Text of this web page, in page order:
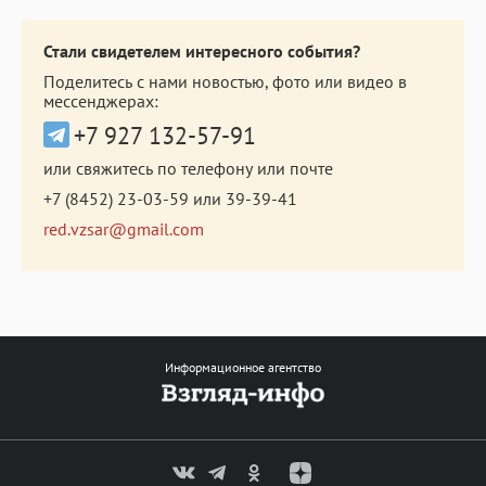
Стали свидетелем интересного события?
Поделитесь с нами новостью, фото или видео в
мессенджерах:
+7 927 132-57-91
или свяжитесь по телефону или почте
+7 (8452) 23-03-59 или 39-39-41
red.vzsar@gmail.com
Информационное агентство